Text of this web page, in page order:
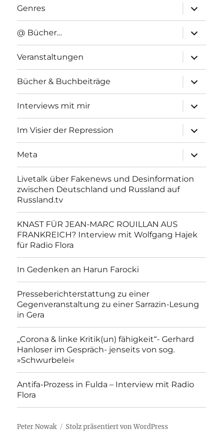
Genres
anzeigen
@ Bücher…
anzeigen
Veranstaltungen
anzeigen
Bücher & Buchbeiträge
anzeigen
Interviews mit mir
anzeigen
Im Visier der Repression
anzeigen
Meta
anzeigen
Livetalk über Fakenews und Desinformation
zwischen Deutschland und Russland auf
Russland.tv
KNAST FÜR JEAN-MARC ROUILLAN AUS
FRANKREICH? Interview mit Wolfgang Hajek
für Radio Flora
In Gedenken an Harun Farocki
Presseberichterstattung zu einer
Gegenveranstaltung zu einer Sarrazin-Lesung
in Gera
„Corona & linke Kritik(un) fähigkeit“- Gerhard
Hanloser im Gespräch- jenseits von sog.
»Schwurbelei«
Antifa-Prozess in Fulda – Interview mit Radio
Flora
Peter Nowak Stolz präsentiert von WordPress